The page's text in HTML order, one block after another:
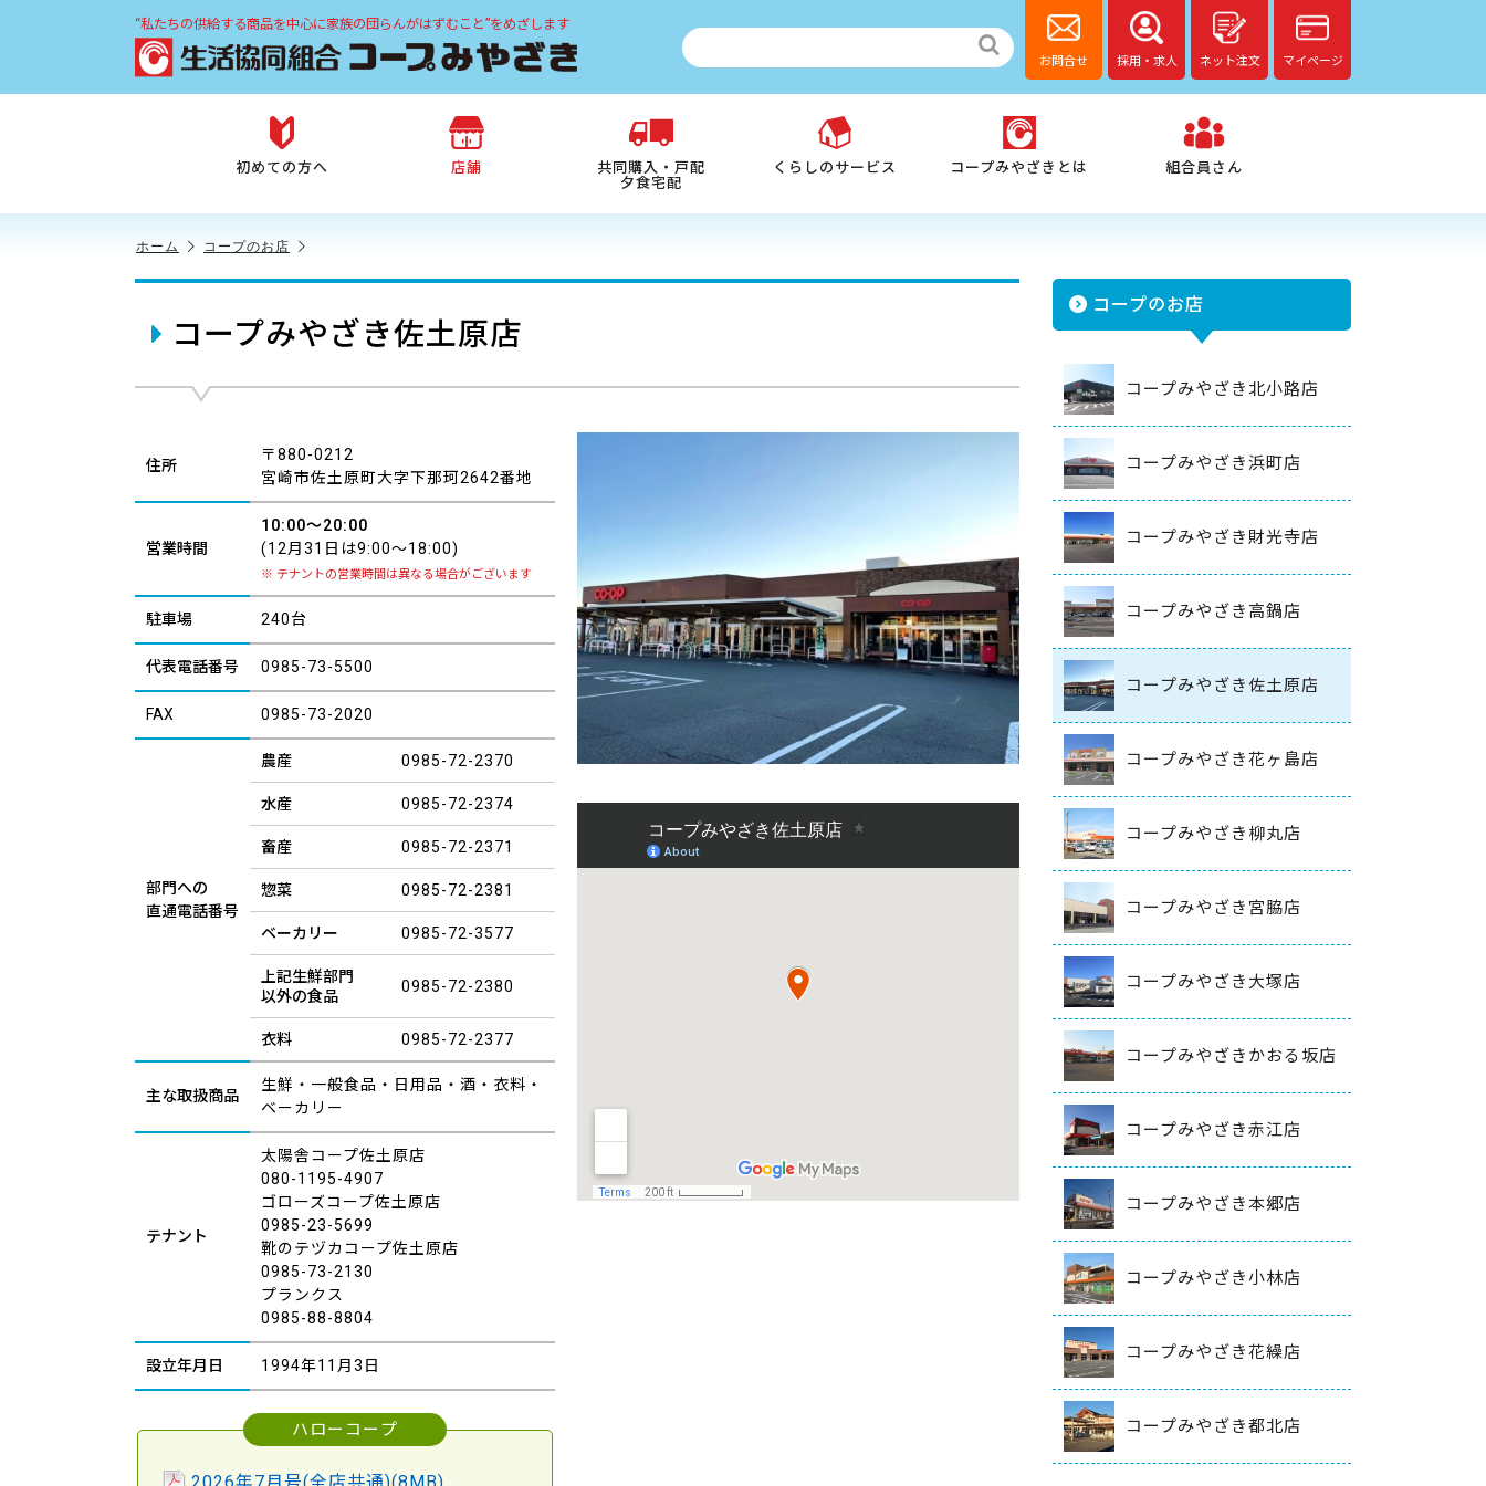
“私たちの供給する商品を中心に家族の団らんがはずむこと”をめざします
お問合せ 採用・求人 ネット注文 マイページ
初めての方へ 店舗
共同購入・戸配
夕食宅配
くらしのサービス コープみやざきとは 組合員さん
ホーム コープのお店
コープみやざき佐土原店
住所
〒880-0212
宮崎市佐土原町大字下那珂2642番地
営業時間
10:00～20:00
(12月31日は9:00～18:00)
テナントの営業時間は異なる場合がございます
駐車場 240台
代表電話番号 0985-73-5500
FAX 0985-73-2020
部門への
直通電話番号
農産 0985-72-2370
水産 0985-72-2374
畜産 0985-72-2371
惣菜 0985-72-2381
ベーカリー 0985-72-3577
上記生鮮部門
以外の食品
0985-72-2380
衣料 0985-72-2377
主な取扱商品
生鮮・一般食品・日用品・酒・衣料・
ベーカリー
テナント
太陽舎コープ佐土原店
080-1195-4907
ゴローズコープ佐土原店
0985-23-5699
靴のテヅカコープ佐土原店
0985-73-2130
プランクス
0985-88-8804
設立年月日 1994年11月3日
ハローコープ
コープのお店
コープみやざき北小路店
コープみやざき浜町店
コープみやざき財光寺店
コープみやざき高鍋店
コープみやざき佐土原店
コープみやざき花ヶ島店
コープみやざき柳丸店
コープみやざき宮脇店
コープみやざき大塚店
コープみやざきかおる坂店
コープみやざき赤江店
コープみやざき本郷店
コープみやざき小林店
コープみやざき花繰店
コープみやざき都北店